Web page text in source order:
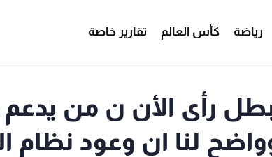
رياضة كأس العالم تقارير خاصة
رأى الأن ن من
لنا ان وعود نظام